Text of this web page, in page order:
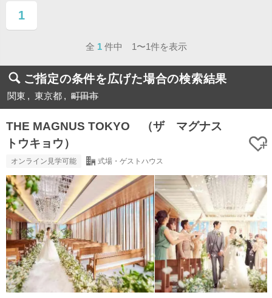
1
ページ目
全 1 件中 1〜1件を表示
ご指定の条件を広げた場合の検索結果
関東 東京都 町田市
THE MAGNUS TOKYO （ザ マグナス
トウキョウ）
オンライン見学可能 式場・ゲストハウス